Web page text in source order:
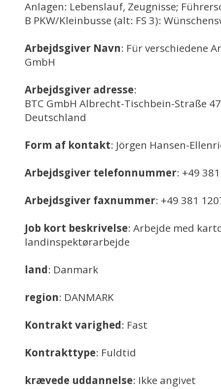
Anlagen: Lebenslauf, Zeugnisse;
B PKW/Kleinbusse (alt: FS 3):
Arbejdsgiver Navn: Für verschiedene
GmbH
Arbejdsgiver adresse:
BTC GmbH Albrecht-Tischbein-Straße
Deutschland
Form af kontakt: Jörgen Hansen-
Arbejdsgiver telefonnummer: +49
Arbejdsgiver faxnummer: +49 381
Job kort beskrivelse: Arbejde med
landinspektørarbejde
land: Danmark
region: DANMARK
Kontrakt varighed: Fast
Kontrakttype: Fuldtid
krævede uddannelse: Ikke angivet